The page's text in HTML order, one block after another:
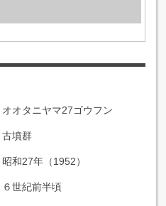
オオタニヤマ27ゴウフン
古墳群
昭和27年（1952）
６世紀前半頃